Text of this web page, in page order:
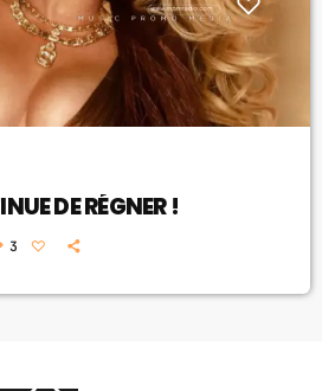
DE RÉGNER !
3